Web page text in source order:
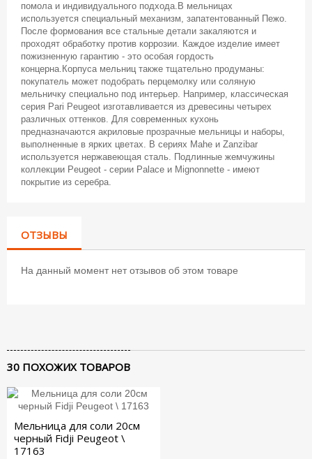
помола и индивидуального подхода.В мельницах
используется специальный механизм, запатентованный Пежо.
После формования все стальные детали закаляются и
проходят обработку против коррозии. Каждое изделие имеет
пожизненную гарантию - это особая гордость
концерна.Корпуса мельниц также тщательно продуманы:
покупатель может подобрать перцемолку или соляную
мельничку специально под интерьер. Например, классическая
серия Pari Peugeot изготавливается из древесины четырех
различных оттенков. Для современных кухонь
предназначаются акриловые прозрачные мельницы и наборы,
выполненные в ярких цветах. В сериях Mahe и Zanzibar
используется нержавеющая сталь. Подлинные жемчужины
коллекции Peugeot - серии Palace и Mignonnette - имеют
покрытие из серебра.
ОТЗЫВЫ
На данный момент нет отзывов об этом товаре
30 ПОХОЖИХ ТОВАРОВ
Мельница для соли 20см
черный Fidji Peugeot \
17163